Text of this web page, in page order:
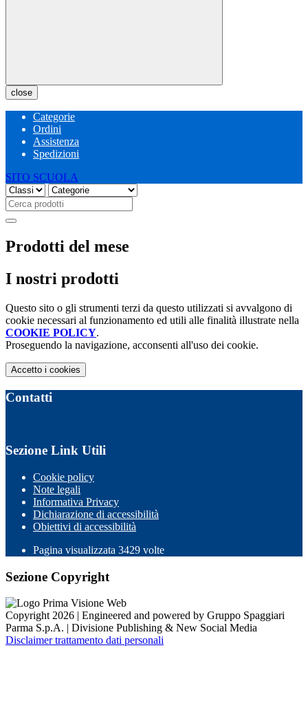
close
Categorie
Ordini
Assistenza
Spedizioni
SITO SCUOLA
Prodotti del mese
I nostri prodotti
Questo sito o gli strumenti terzi da questo utilizzati si avvalgono di
cookie necessari al funzionamento ed utili alle finalità illustrate nella
COOKIE POLICY.
Proseguendo la navigazione, acconsenti all'uso dei cookie.
Accetto i cookies
Contatti
Sezione Link Utili
Cookie policy
Note legali
Informativa Privacy
Dichiarazione di accessibilità
Obiettivi di accessibilità
Pagina visualizzata 3429 volte
Sezione Copyright
Copyright 2026 | Engineered and powered by Gruppo Spaggiari
Parma S.p.A. | Divisione Publishing & New Social Media
Disclaimer trattamento dati personali